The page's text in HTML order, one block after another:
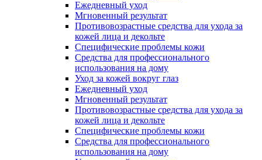
Ежедневный уход
Мгновенный результат
Противовозрастные средства для ухода за
кожей лица и декольте
Специфические проблемы кожи
Средства для профессионального
использования на дому
Уход за кожей вокруг глаз
Ежедневный уход
Мгновенный результат
Противовозрастные средства для ухода за
кожей лица и декольте
Специфические проблемы кожи
Средства для профессионального
использования на дому